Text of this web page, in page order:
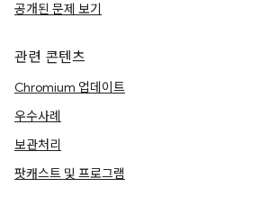
공개된 문제 보기
관련 콘텐츠
Chromium 업데이트
우수사례
보관처리
팟캐스트 및 프로그램